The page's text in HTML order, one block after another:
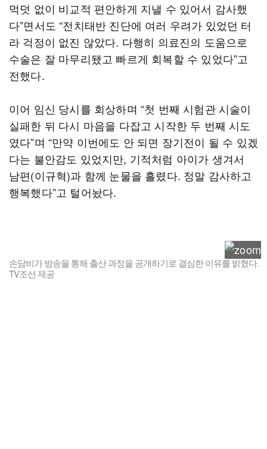
먹덧 없이 비교적 편안하게 지낼 수 있어서 감사했
다”면서도 “전치태반 진단에 여러 우려가 있었던 터
라 걱정이 없진 않았다. 다행히 의료진의 도움으로
수술은 잘 마무리됐고 빠르게 회복할 수 있었다”고
전했다.
이어 임신 당시를 회상하며 “첫 번째 시험관 시술이
실패한 뒤 다시 마음을 다잡고 시작한 두 번째 시도
였다”며 “만약 이번에도 안 되면 장기전이 될 수 있겠
다는 불안감도 있었지만, 기적처럼 아이가 생겨서
남편(이규혁)과 함께 눈물을 흘렸다. 정말 감사하고
행복했다”고 털어놨다.
손담비가 방송을 통해 출산 과정을 공개하기로 결심한 이유를 밝혔다.
TV조선 제공